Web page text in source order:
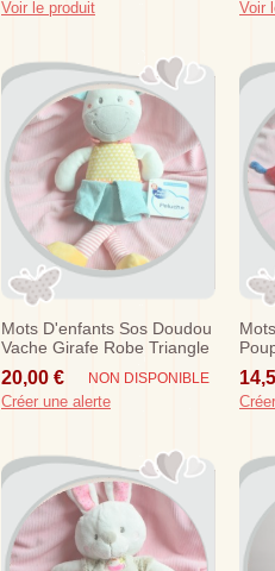
Voir le produit Voir
Mots D'enfants Sos Doudou
Vache Girafe Robe Triangle
Jaune Bleu
20,00 € NON DISPONIBLE
Créer une alerte